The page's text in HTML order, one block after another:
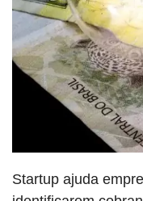
Startup ajuda